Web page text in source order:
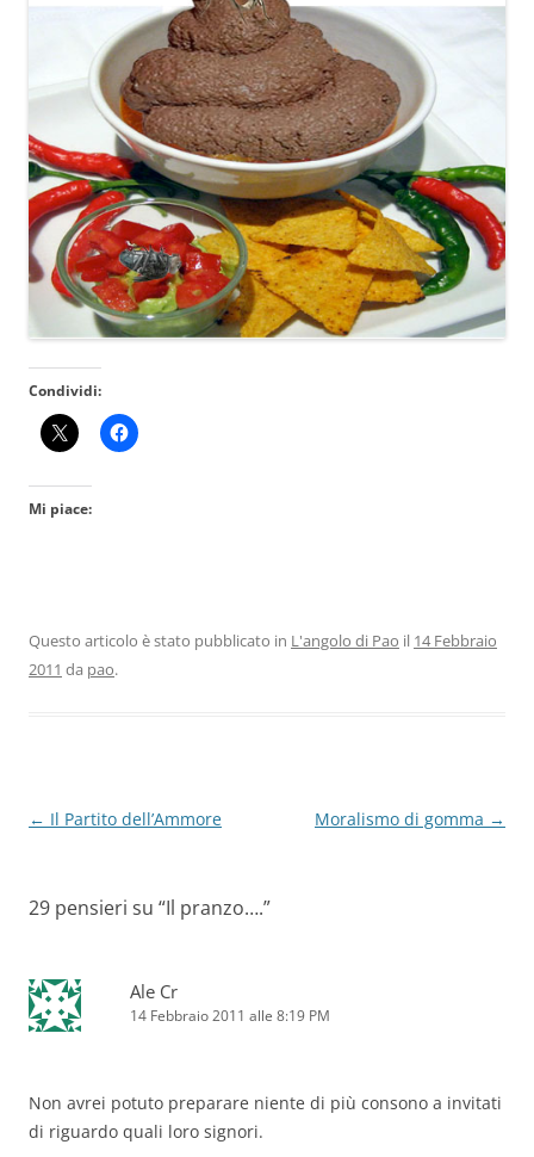
Condividi:
Mi piace:
Questo articolo è stato pubblicato in L'angolo di Pao il 14 Febbraio
2011 da pao.
Navigazione
← Il Partito dell’Ammore Moralismo di gomma →
29 pensieri su “Il pranzo….”
Ale Cr
14 Febbraio 2011 alle 8:19 PM
Non avrei potuto preparare niente di più consono a invitati
di riguardo quali loro signori.